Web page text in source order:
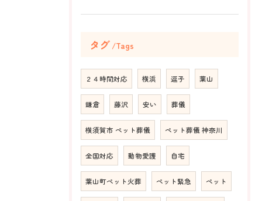
タグ Tags
２４時間対応 横浜 逗子 葉山
鎌倉 藤沢 安い 葬儀
横須賀市 ペット葬儀 ペット葬儀 神奈川
全国対応 動物愛護 自宅
葉山町ペット火葬 ペット緊急 ペット